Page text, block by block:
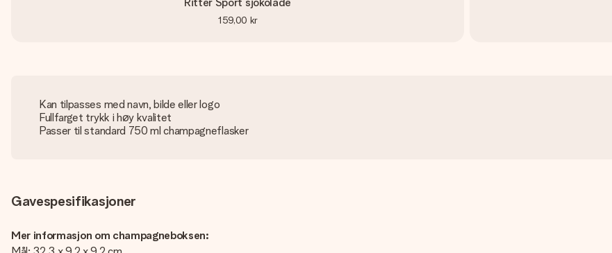
159,00 kr
Kan tilpasses med navn, bilde eller logo
Fullfarget trykk i høy kvalitet
Passer til standard 750 ml champagneflasker
Gavespesifikasjoner
Mer informasjon om champagneboksen: